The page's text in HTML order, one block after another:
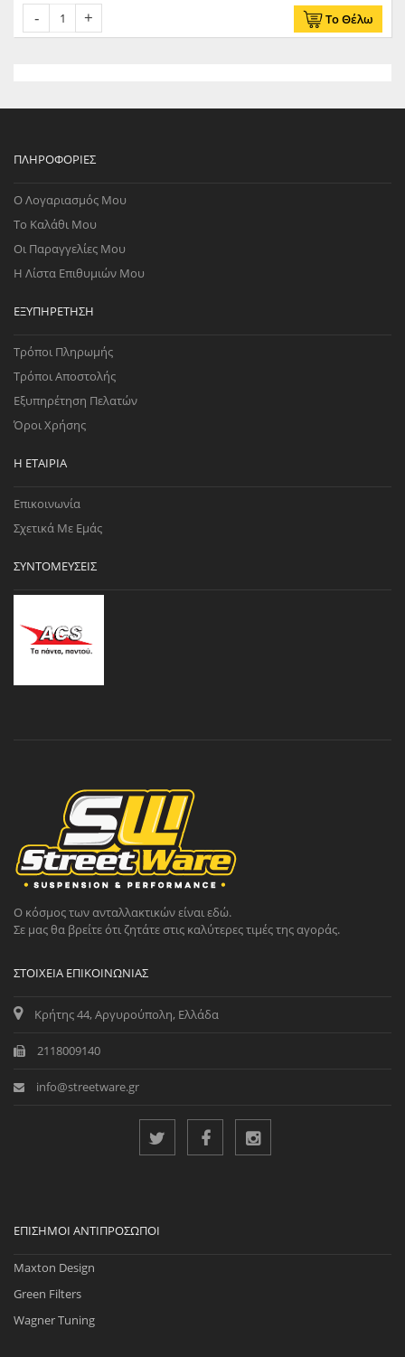
Το Θέλω
ΠΛΗΡΟΦΟΡΊΕΣ
Ο Λογαριασμός Μου
Το Καλάθι Μου
Οι Παραγγελίες Μου
Η Λίστα Επιθυμιών Μου
ΕΞΥΠΗΡΈΤΗΣΗ
Τρόποι Πληρωμής
Τρόποι Αποστολής
Εξυπηρέτηση Πελατών
Όροι Χρήσης
Η ΕΤΑΙΡΊΑ
Επικοινωνία
Σχετικά Με Εμάς
ΣΥΝΤΟΜΕΎΣΕΙΣ
Ο κόσμος των ανταλλακτικών είναι εδώ.
Σε μας θα βρείτε ότι ζητάτε στις καλύτερες τιμές της αγοράς.
ΣΤΟΙΧΕΊΑ ΕΠΙΚΟΙΝΩΝΊΑΣ
Κρήτης 44, Αργυρούπολη, Ελλάδα
2118009140
info@streetware.gr
ΕΠΊΣΗΜΟΙ ΑΝΤΙΠΡΌΣΩΠΟΙ
Maxton Design
Green Filters
Wagner Tuning